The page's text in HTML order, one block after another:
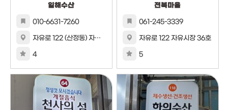
일해수산
010-6631-7260
자유로 122 (산정동) 자유시장 86호
4
전복마을
061-245-3339
자유로 122 자유시장 36호
5